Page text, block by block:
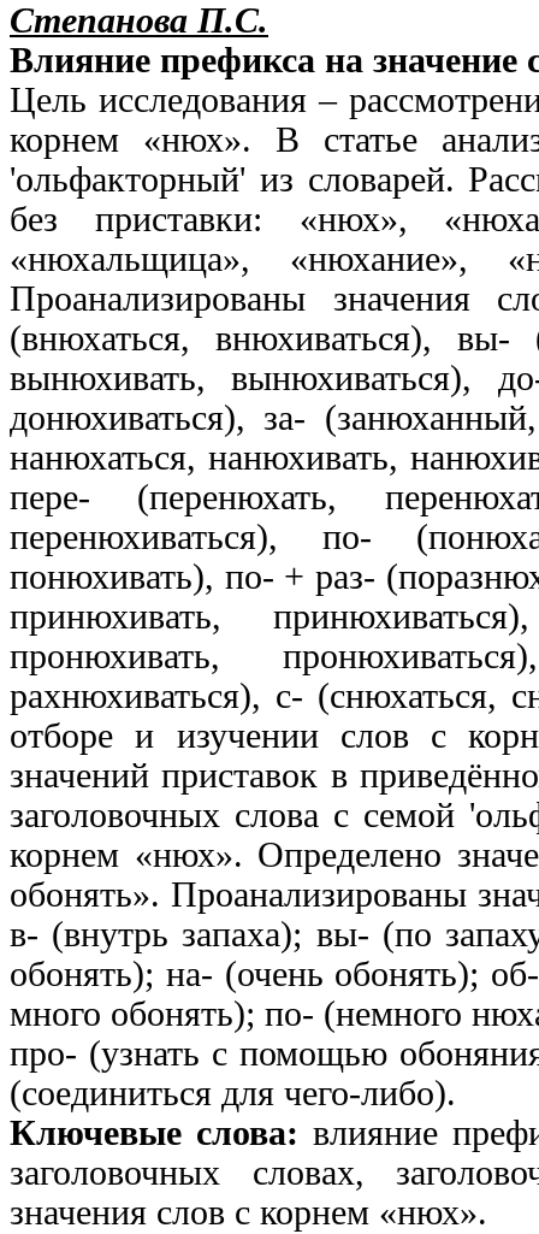
Степанова П.С.
Влияние префикса на
Цель исследования –
корнем «нюх». В статье
'ольфакторный' из словарей.
без приставки: «нюх»,
«нюхальщица», «нюхание»,
Проанализированы значения
(внюхаться, внюхиваться),
вынюхивать, вынюхиваться),
донюхиваться), за-
нанюхаться, нанюхивать,
пере- (перенюхать,
перенюхиваться), по-
понюхивать), по- + раз-
принюхивать,
пронюхивать,
рахнюхиваться), с- (снюхаться,
отборе и изучении слов с
значений приставок в
заголовочных слова с семой
корнем «нюх». Определено
обонять». Проанализированы
в- (внутрь запаха); вы- (по
обонять); на- (очень обонять);
много обонять); по- (немного
про- (узнать с помощью
(соединиться для чего-либо).
Ключевые слова: влияние
заголовочных словах,
значения слов с корнем «нюх».